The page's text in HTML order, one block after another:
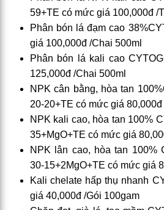
59+TE có mức giá 100,000đ /
Phân bón lá đạm cao
giá 100,000đ /Chai 500ml
Phân bón lá kali cao
125,000đ /Chai 500ml
NPK cân bằng, hòa tan
20-20+TE có mức giá 80,000đ
NPK kali cao, hòa tan 100%
35+MgO+TE có mức giá
NPK lân cao, hòa tan 100%
30-15+2MgO+TE có mức giá
Kali chelate hấp thụ nhanh
giá 40,000đ /Gói 100gam